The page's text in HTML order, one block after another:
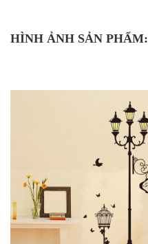
HÌNH ẢNH SẢN PHẨM: